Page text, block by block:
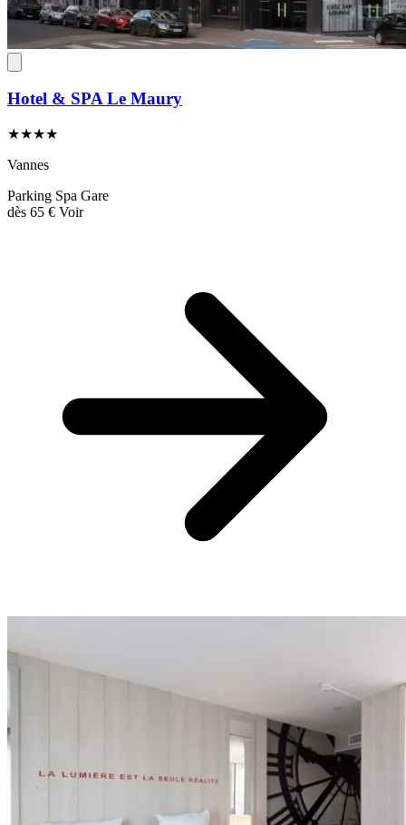
Hotel & SPA Le Maury
★★★★
Vannes
Parking Spa Gare
dès 65 € Voir